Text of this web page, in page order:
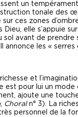
un tempérament
tonale des
ces zones
elle s’appuie
avant de prendre
annonce les «
et
pour lui un mode
ajoute une
, Choral n° 3). La
personnel de la